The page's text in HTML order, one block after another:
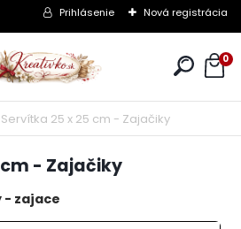
Prihlásenie Nová registrácia
0
Servítka 25 x 25 cm - Zajačiky
- Zajačiky
zajace